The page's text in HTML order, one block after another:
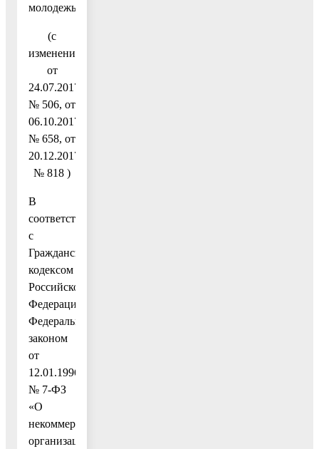
молодежью»
(с
изменениями
от
24.07.2017
№ 506, от
06.10.2017
№ 658, от
20.12.2017
№ 818 )
В
соответствии
с
Гражданским
кодексом
Российской
Федерации,
Федеральным
законом
от
12.01.1996
№ 7-ФЗ
«О
некоммерческих
организациях»